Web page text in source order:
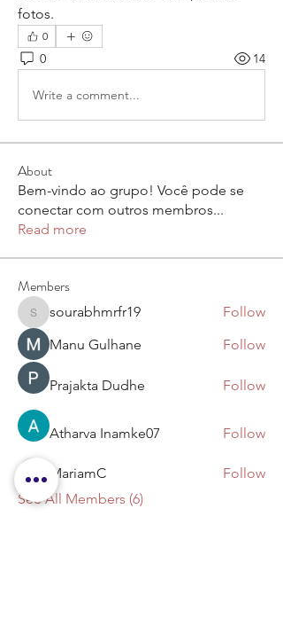
fotos.
0
0 14
Write a comment...
About
Bem-vindo ao grupo! Você pode se
conectar com outros membros...
Read more
Members
sourabhmrfr19
sourabhmrfr19
Follow
Manu Gulhane
Follow
Prajakta Dudhe Follow
Atharva Inamke07 Follow
MariamCMariamC
Follow
See All Members (6)